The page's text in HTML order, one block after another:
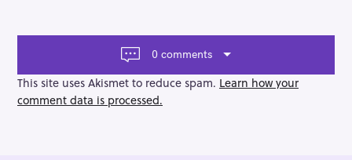
a
o
n
0 comments
This site uses Akismet to reduce spam. Learn how your
comment data is processed.